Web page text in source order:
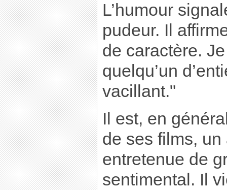
L’humour
pudeur. Il
de caractère.
quelqu’un
vacillant."
Il est, en
de ses films, un
entretenue de
sentimental. Il